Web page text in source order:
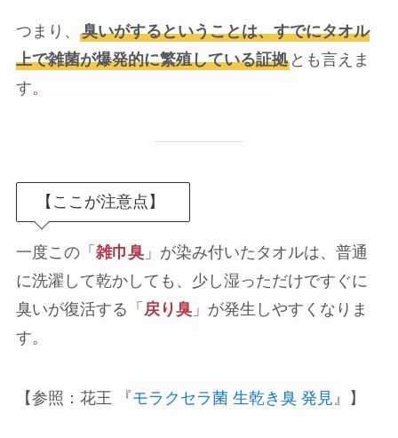
つまり、 臭いがするということは、すでにタオル
上で雑菌が爆発的に繁殖している証拠とも言えま
す。
【ここが注意点】
一度この「 雑巾臭」が染み付いたタオルは、普通
に洗濯して乾かしても、少し湿っただけですぐに
臭いが復活する「 戻り臭」が発生しやすくなりま
す。
【参照：花王 『モラクセラ菌 生乾き臭 発見 』】